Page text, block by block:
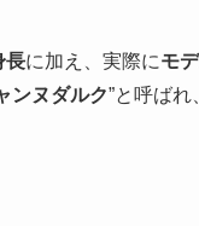
長に加え、実際にモ
ンヌダルク”と呼ばれ